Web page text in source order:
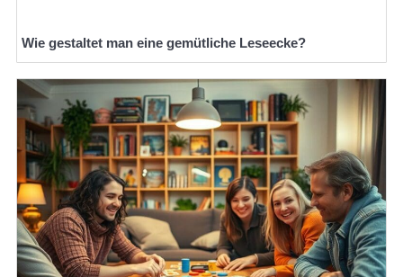
Wie gestaltet man eine gemütliche Leseecke?